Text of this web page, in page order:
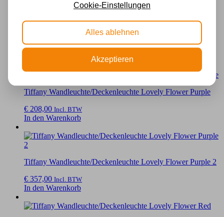
Tiffany Wandleuchte/Deckenleuchte Lovely Gentian Blue
€218,00 Incl. BTW
Tiffany Wandleuchte/Deckenleuchte Lovely Flower Purple
€ 208,00 Incl. BTW
In den Warenkorb
Tiffany Wandleuchte/Deckenleuchte Lovely Flower Purple 2
€ 357,00 Incl. BTW
In den Warenkorb
Cookie-Einstellungen
Alles ablehnen
Akzeptieren